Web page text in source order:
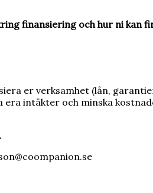
finansiering och hur ni kan
er verksamhet (lån,
intäkter och minska